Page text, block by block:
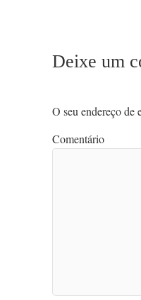
Deixe um
O seu endereço de
Comentário